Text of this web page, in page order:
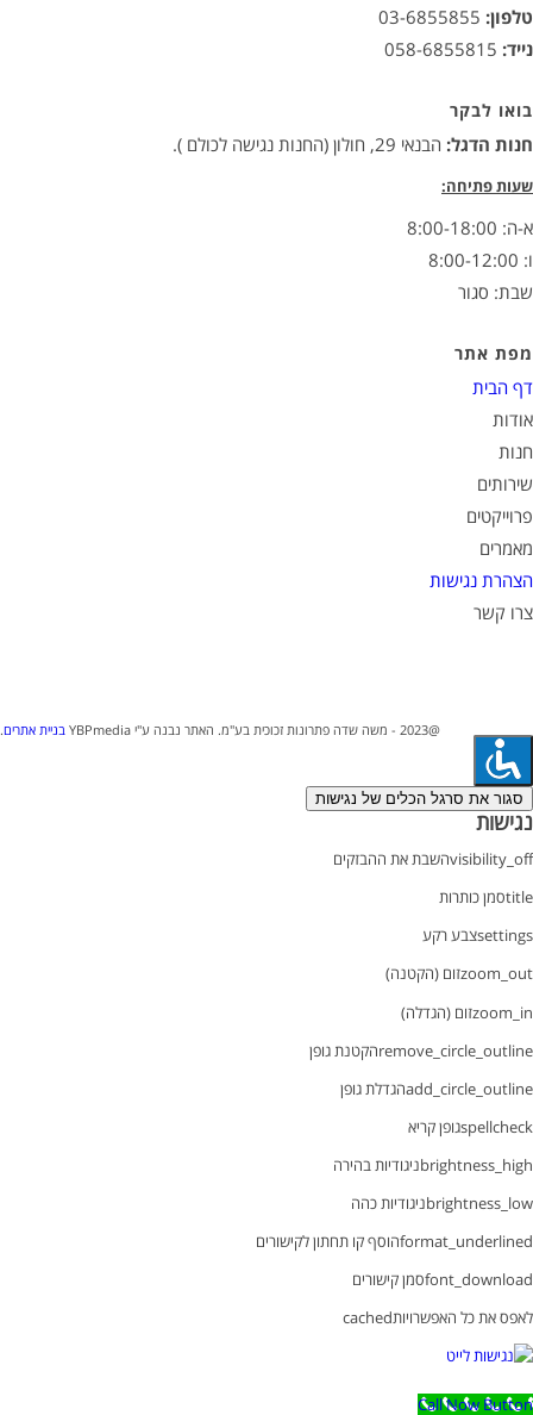
טלפון:
נייד: 058-6855815
בואו לבקר
חנות הדגל: הבנאי 29, חולון (החנות נגישה לכולם ).
שעות פתיחה:
א-ה: 8:00-18:00
ו: 8:00-12:00
שבת: סגור
מפת אתר
דף הבית
אודות
חנות
שירותים
פרוייקטים
מאמרים
הצהרת נגישות
צרו קשר
@2023 - משה שדה פתרונות זכוכית בע"מ. האתר נבנה ע"י YBPmedia בניית אתרים.
סגור את סרגל הכלים של נגישות
נגישות
visibility_offהשבת את ההבזקים
titleסמן כותרות
settingsצבע רקע
zoom_outזום (הקטנה)
zoom_inזום (הגדלה)
remove_circle_outlineהקטנת גופן
add_circle_outlineהגדלת גופן
spellcheckגופן קריא
brightness_highניגודיות בהירה
brightness_lowניגודיות כהה
format_underlinedהוסף קו תחתון לקישורים
font_downloadסמן קישורים
לאפס את כל האפשרויותcached
Call Now Button